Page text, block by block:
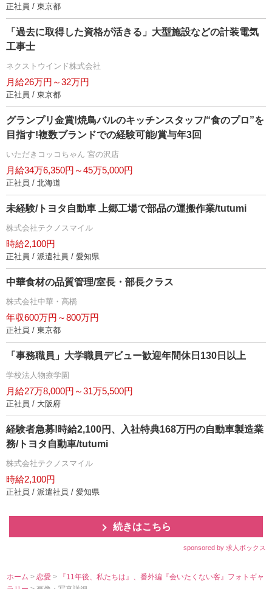
正社員 / 東京都
「過去に取得した資格が活きる」大型施設などの計装電気
工事士
ネクストウインド株式会社
月給26万円～32万円
正社員 / 東京都
グランプリ金賞!焼鳥バルのキッチンスタッフ/“食のプロ”を
目指す!複数ブランドでの経験可能/賞与年3回
いただきコッコちゃん 宮の沢店
月給34万6,350円～45万5,000円
正社員 / 北海道
未経験/トヨタ自動車 上郷工場で部品の運搬作業/tutumi
株式会社テクノスマイル
時給2,100円
正社員 / 派遣社員 / 愛知県
中華食材の品質管理/室長・部長クラス
株式会社中華・高橋
年収600万円～800万円
正社員 / 東京都
「事務職員」大学職員デビュー歓迎年間休日130日以上
学校法人物療学園
月給27万8,000円～31万5,500円
正社員 / 大阪府
経験者急募!時給2,100円、入社特典168万円の自動車製造業
務/トヨタ自動車/tutumi
株式会社テクノスマイル
時給2,100円
正社員 / 派遣社員 / 愛知県
続きはこちら
sponsored by 求人ボックス
ホーム >恋愛>
『11年後、私たちは』、番外編『会いたくない客』フォトギャ